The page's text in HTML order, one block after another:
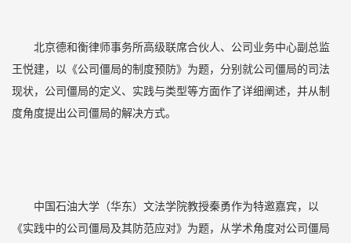
北京德和衡律师事务所高级联席合伙人、公司业务中心副总监
王悦建，以《公司僵局的制度预防》为题，分别就公司僵局的司法
现状，公司僵局的定义、实践与类型等方面作了详细阐述，并从制
度角度提出公司僵局的解决方式。
中国石油大学（华东）文法学院教授秦勇作为特邀嘉宾，以
《实践中的公司僵局及其防范应对》为题，从学术角度对公司僵局